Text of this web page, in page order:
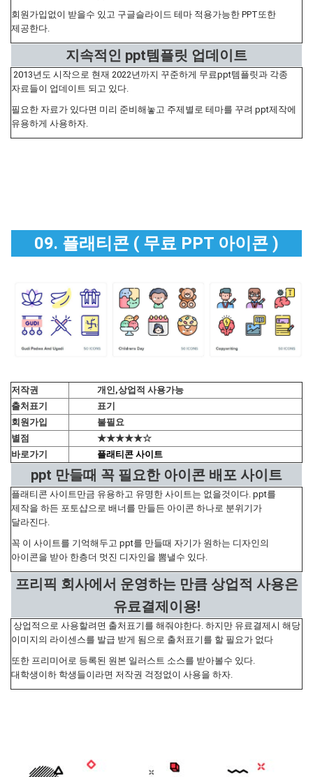
회원가입없이 받을수 있고 구글슬라이드 테마 적용가능한 PPT또한
제공한다.
지속적인 ppt템플릿 업데이트
2013년도 시작으로 현재 2022년까지 꾸준하게 무료ppt템플릿과 각종
자료들이 업데이트 되고 있다.
필요한 자료가 있다면 미리 준비해놓고 주제별로 테마를 꾸려 ppt제작에
유용하게 사용하자.
09. 플래티콘 ( 무료 PPT 아이콘 )
저작권
개인,상업적 사용가능
출처표기
표기
회원가입
불필요
별점
★★★★★☆
바로가기
플래티콘 사이트
ppt 만들때 꼭 필요한 아이콘 배포 사이트
플래티콘 사이트만금 유용하고 유명한 사이트는 없을것이다. ppt를
제작을 하든 포토샵으로 배너를 만들든 아이콘 하나로 분위기가
달라진다.
꼭 이 사이트를 기억해두고 ppt를 만들때 자기가 원하는 디자인의
아이콘을 받아 한층더 멋진 디자인을 뽐낼수 있다.
프리픽 회사에서 운영하는 만큼 상업적 사용은
유료결제이용!
상업적으로 사용할려면 출처표기를 해줘야한다. 하지만 유료결제시 해당
이미지의 라이센스를 발급 받게 됨으로 출처표기를 할 필요가 없다
또한 프리미어로 등록된 원본 일러스트 소스를 받아볼수 있다.
대학생이하 학생들이라면 저작권 걱정없이 사용을 하자.